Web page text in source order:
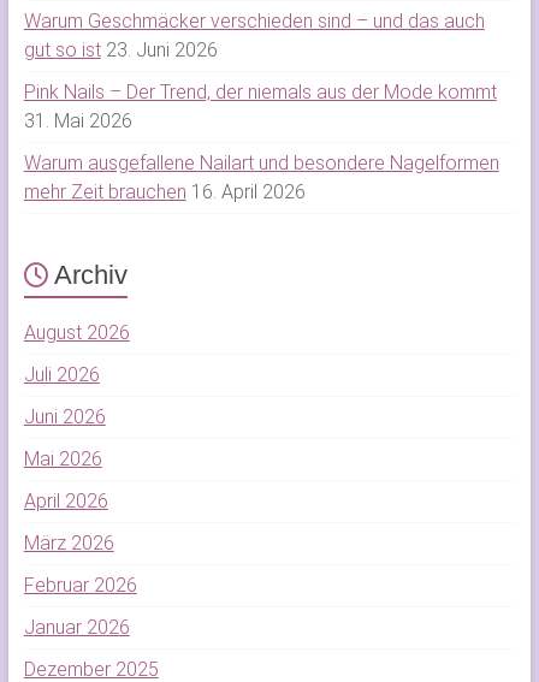
Warum Geschmäcker verschieden sind – und das auch
gut so ist 23. Juni 2026
Pink Nails – Der Trend, der niemals aus der Mode kommt
31. Mai 2026
Warum ausgefallene Nailart und besondere Nagelformen
mehr Zeit brauchen 16. April 2026
Archiv
August 2026
Juli 2026
Juni 2026
Mai 2026
April 2026
März 2026
Februar 2026
Januar 2026
Dezember 2025